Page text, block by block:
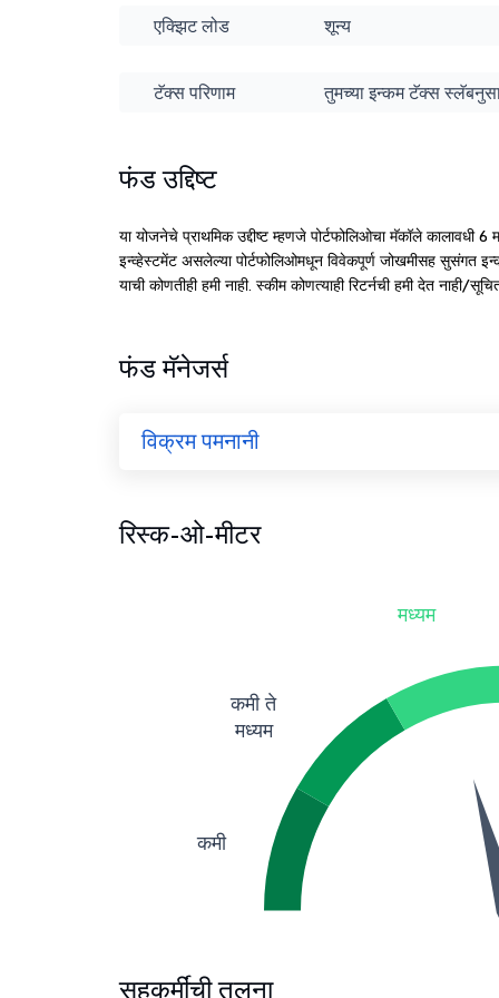
एक्झिट लोड शून्य
टॅक्स परिणाम तुमच्या इन्कम टॅक्स
फंड उद्दिष्ट
या योजनेचे प्राथमिक उद्दीष्ट म्हणजे पोर्टफोलिओचा मॅकॉले कालावधी
इन्व्हेस्टमेंट असलेल्या पोर्टफोलिओमधून विवेकपूर्ण जोखमीसह सुसंगत
याची कोणतीही हमी नाही. स्कीम कोणत्याही रिटर्नची हमी देत नाही/
फंड मॅनेजर्स
विक्रम पमनानी
रिस्क-ओ-मीटर
कमी
कमी ते
मध्यम
मध्यम
सहकर्मींची तुलना